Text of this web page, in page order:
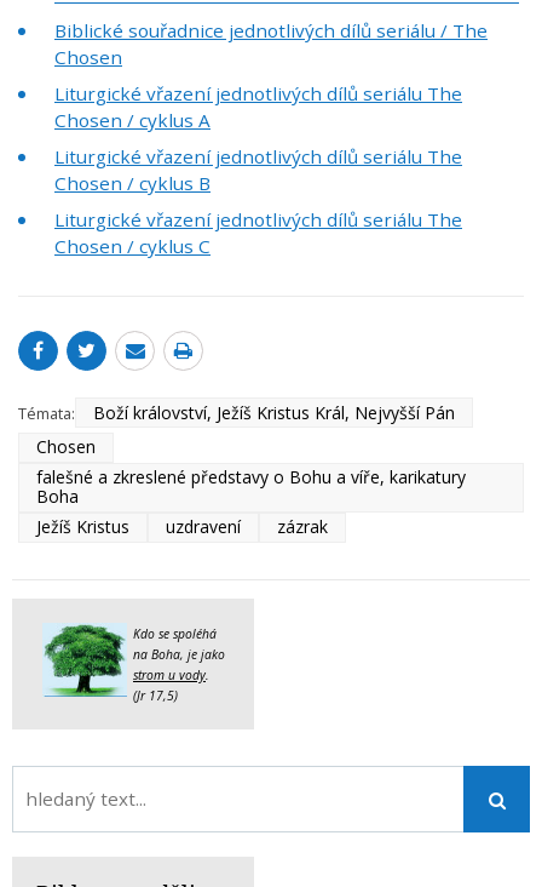
Biblické souřadnice jednotlivých dílů seriálu / The
Chosen
Liturgické vřazení jednotlivých dílů seriálu The
Chosen / cyklus A
Liturgické vřazení jednotlivých dílů seriálu The
Chosen / cyklus B
Liturgické vřazení jednotlivých dílů seriálu The
Chosen / cyklus C
Témata:
Boží království, Ježíš Kristus Král, Nejvyšší Pán
Chosen
falešné a zkreslené představy o Bohu a víře, karikatury
Boha
Ježíš Kristus
uzdravení zázrak
Kdo se spoléhá
na Boha, je jako
strom u vody.
(Jr 17,5)